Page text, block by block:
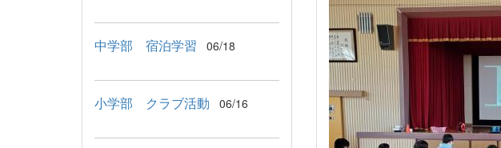
中学部 宿泊学習 06/18
小学部 クラブ活動 06/16